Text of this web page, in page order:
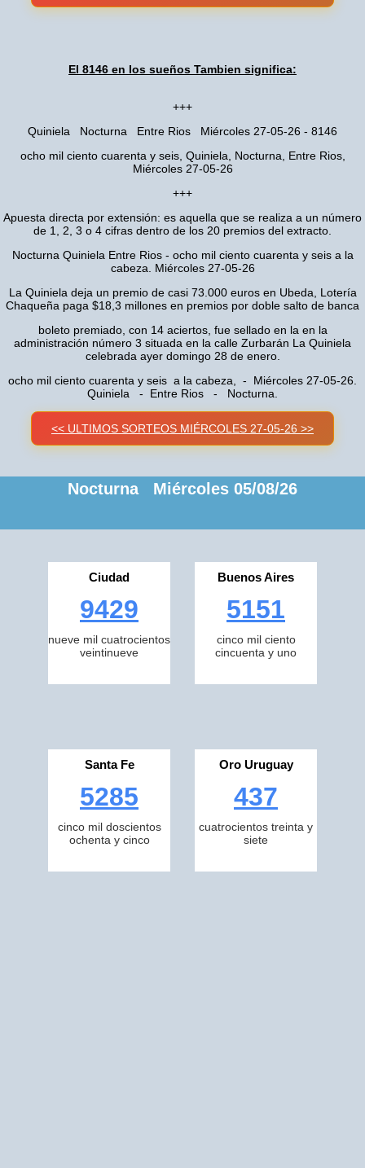
El 8146 en los sueños Tambien significa:
+++
Quiniela Nocturna Entre Rios Miércoles 27-05-26 - 8146
ocho mil ciento cuarenta y seis, Quiniela, Nocturna, Entre Rios,
Miércoles 27-05-26
+++
Apuesta directa por extensión: es aquella que se realiza a un número
de 1, 2, 3 o 4 cifras dentro de los 20 premios del extracto.
Nocturna Quiniela Entre Rios - ocho mil ciento cuarenta y seis a la
cabeza. Miércoles 27-05-26
La Quiniela deja un premio de casi 73.000 euros en Ubeda, Lotería
Chaqueña paga $18,3 millones en premios por doble salto de banca
boleto premiado, con 14 aciertos, fue sellado en la en la
administración número 3 situada en la calle Zurbarán La Quiniela
celebrada ayer domingo 28 de enero.
ocho mil ciento cuarenta y seis a la cabeza, - Miércoles 27-05-26.
Quiniela - Entre Rios - Nocturna.
<< ULTIMOS SORTEOS MIÉRCOLES 27-05-26 >>
Nocturna Miércoles 05/08/26
Ciudad
9429
nueve mil cuatrocientos
veintinueve
Buenos Aires
5151
cinco mil ciento
cincuenta y uno
Santa Fe
5285
cinco mil doscientos
ochenta y cinco
Oro Uruguay
437
cuatrocientos treinta y
siete